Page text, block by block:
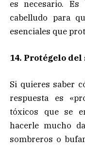
es necesario.
cabelludo para
esenciales que
14. Protégelo del
Si quieres saber
respuesta es
tóxicos que se
hacerle mucho
sombreros o